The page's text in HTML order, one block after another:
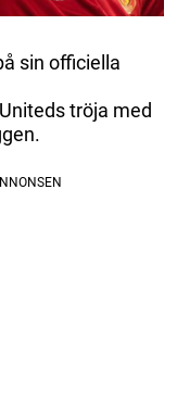
sin officiella
tröja med